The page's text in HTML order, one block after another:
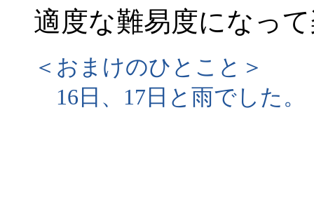
適度な難易度になっ
＜おまけのひとこと＞
16日、17日と雨でした。